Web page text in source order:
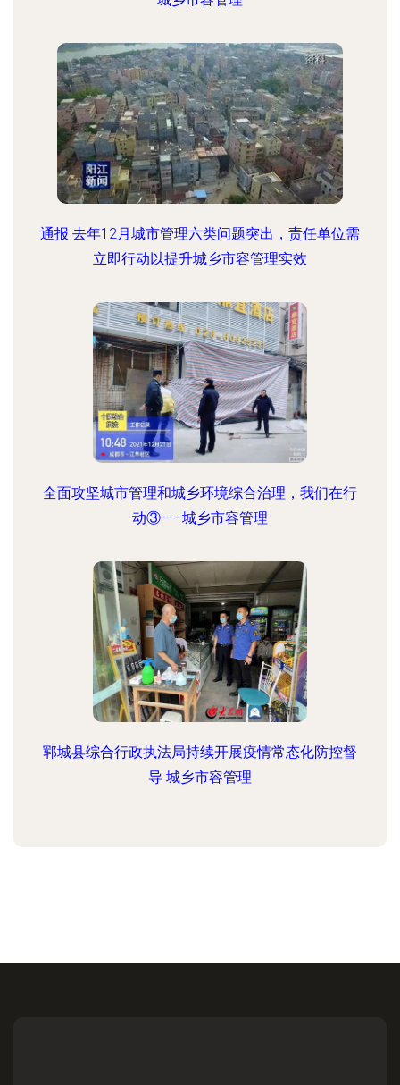
通报 去年12月城市管理六类问题突出，责任单位需
立即行动以提升城乡市容管理实效
全面攻坚城市管理和城乡环境综合治理，我们在行
动③——城乡市容管理
郓城县综合行政执法局持续开展疫情常态化防控督
导 城乡市容管理